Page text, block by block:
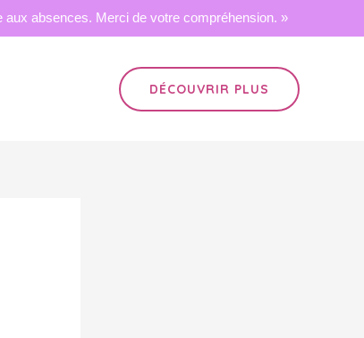
absences. Merci de votre compréhension. »
DÉCOUVRIR PLUS